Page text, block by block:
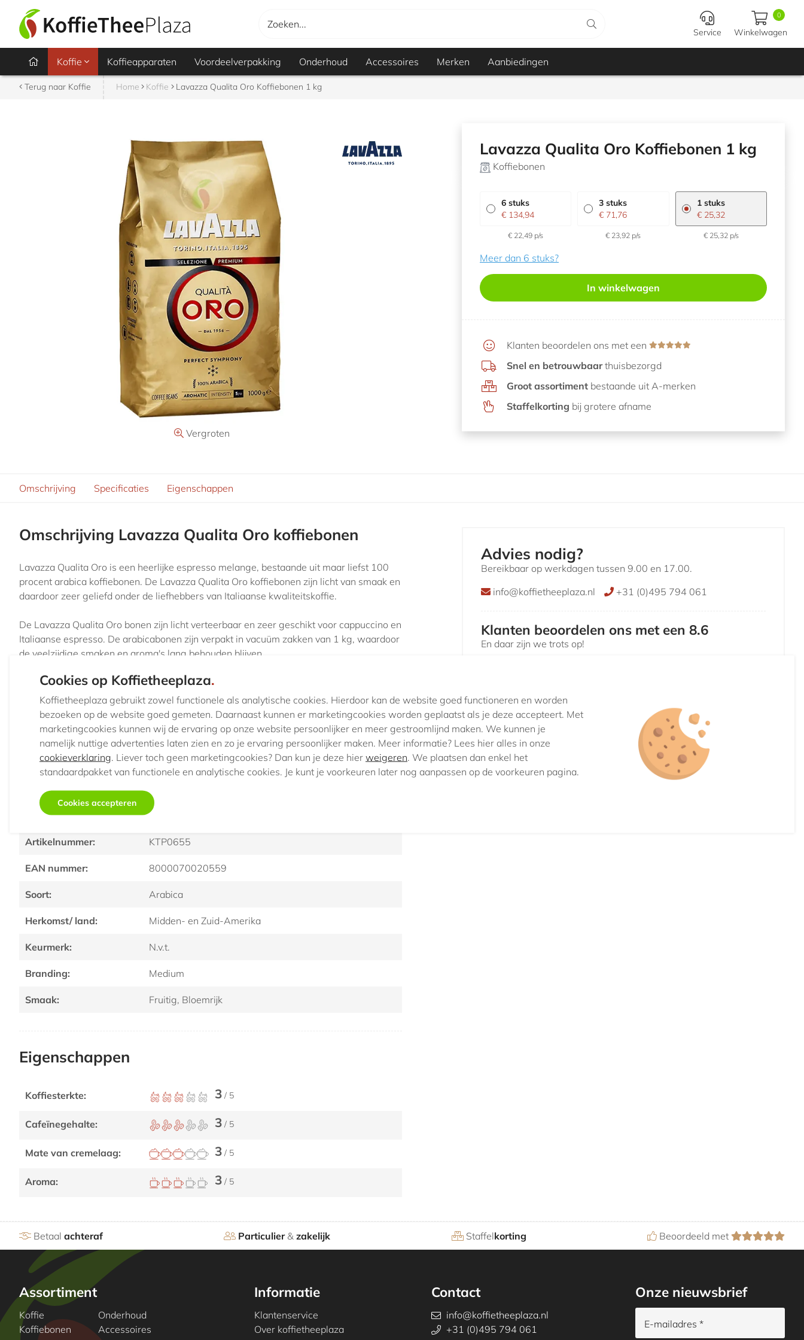
Zoeken...
Winkelwagen
0
Service
Koffie Koffieapparaten Voordeelverpakking Onderhoud Accessoires Merken Aanbiedingen
Terug naar Koffie Home Koffie Lavazza Qualita Oro Koffiebonen 1 kg
Lavazza Qualita Oro Koffiebonen 1 kg
Koffiebonen
Vergroten
6 stuks
€ 134,94
€ 22,49 p/s
3 stuks
€ 71,76
€ 23,92 p/s
1 stuks
€ 25,32
€ 25,32 p/s
Meer dan 6 stuks?
In winkelwagen
Klanten beoordelen ons met een
Snel en betrouwbaarthuisbezorgd
Groot assortiment bestaande uit A-merken
Staffelkorting bij grotere afname
Omschrijving Specificaties Eigenschappen
Omschrijving Lavazza Qualita Oro koffiebonen
Lavazza Qualita Oro is een heerlijke espresso melange, bestaande uit maar liefst 100
procent arabica koffiebonen. De Lavazza Qualita Oro koffiebonen zijn licht van smaak en
daardoor zeer geliefd onder de liefhebbers van Italiaanse kwaliteitskoffie.
De Lavazza Qualita Oro bonen zijn licht verteerbaar en zeer geschikt voor cappuccino en
Italiaanse espresso. De arabicabonen zijn verpakt in vacuüm zakken van 1 kg, waardoor
de veelzijdige smaken en aroma's lang behouden blijven.
De Lavazza Qualita Oro is uitermate geschikt voor de volautomaat koffiemachines.
Specificaties
Categorie: Koffiebonen
Inhoud: 1 kg per verpakking
Koffiemerk: Lavazza
Artikelnummer: KTP0655
EAN nummer: 8000070020559
Soort: Arabica
Herkomst/ land: Midden- en Zuid-Amerika
Keurmerk: N.v.t.
Branding: Medium
Smaak: Fruitig, Bloemrijk
Eigenschappen
Koffiesterkte: 3 / 5
Cafeïnegehalte: 3 / 5
Mate van cremelaag: 3 / 5
Aroma: 3 / 5
Advies nodig?
Bereikbaar op werkdagen tussen 9.00 en 17.00.
info@koffietheeplaza.nl
+31 (0)495 794 061
Klanten beoordelen ons met een 8.6
En daar zijn we trots op!
Lavazza Qualita Oro Koffiebonen 1 kg
€ 25,10
Betaal achteraf Particulier&zakelijk Staffelkorting Beoordeeld met
Assortiment
Koffie
Koffiebonen
Onderhoud
Accessoires
Informatie
Klantenservice
Over koffietheeplaza
Contact
info@koffietheeplaza.nl
+31 (0)495 794 061
Onze nieuwsbrief
E-mailadres *
Cookies op Koffietheeplaza.
Koffietheeplaza gebruikt zowel functionele als analytische cookies. Hierdoor kan de website goed functioneren en worden
bezoeken op de website goed gemeten. Daarnaast kunnen er marketingcookies worden geplaatst als je deze accepteert. Met
marketingcookies kunnen wij de ervaring op onze website persoonlijker en meer gestroomlijnd maken. We kunnen je
namelijk nuttige advertenties laten zien en zo je ervaring persoonlijker maken. Meer informatie? Lees hier alles in onze
cookieverklaring. Liever toch geen marketingcookies? Dan kun je deze hier weigeren. We plaatsen dan enkel het
standaardpakket van functionele en analytische cookies. Je kunt je voorkeuren later nog aanpassen op de voorkeuren pagina.
Cookies accepteren